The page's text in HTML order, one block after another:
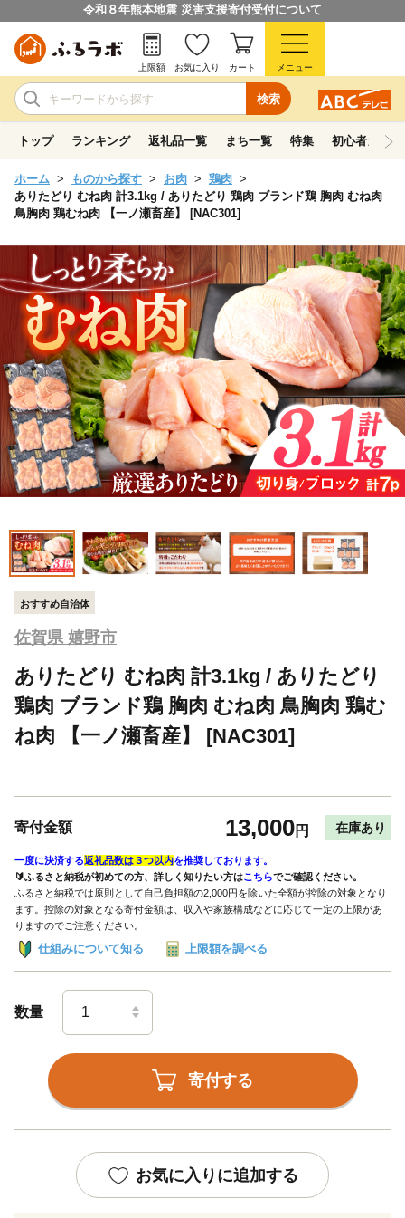
令和８年熊本地震 災害支援寄付受付について
検索
上限額 お気に入り カート メニュー
トップ ランキング 返礼品一覧 まち一覧 特集 初心者ガイド
ホーム ものから探す お肉
鶏肉
ありたどり むね肉 計3.1kg / ありたどり 鶏肉 ブランド鶏 胸肉 むね肉
鳥胸肉 鶏むね肉 【一ノ瀬畜産】 [NAC301]
おすすめ自治体
佐賀県 嬉野市
ありたどり むね肉 計3.1kg / ありたどり
鶏肉 ブランド鶏 胸肉 むね肉 鳥胸肉 鶏む
ね肉 【一ノ瀬畜産】 [NAC301]
寄付金額 13,000円 在庫あり
一度に決済する返礼品数は３つ以内を推奨しております。
🔰ふるさと納税が初めての方、詳しく知りたい方はこちらでご確認ください。
ふるさと納税では原則として自己負担額の2,000円を除いた全額が控除の対象となり
ます。控除の対象となる寄付金額は、収入や家族構成などに応じて一定の上限があ
りますのでご注意ください。
仕組みについて知る 上限額を調べる
数量
寄付する
お気に入りに追加する